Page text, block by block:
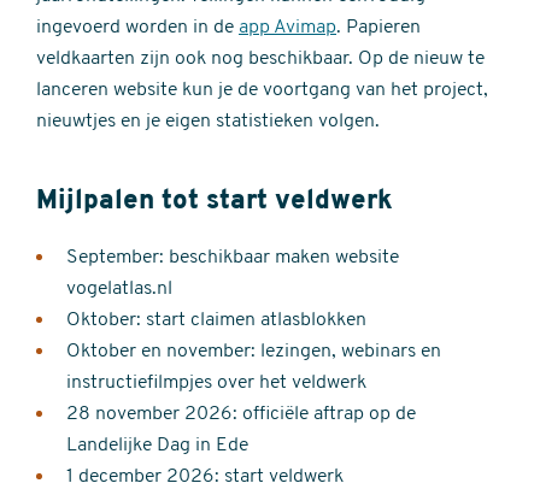
ingevoerd worden in de app Avimap. Papieren
veldkaarten zijn ook nog beschikbaar. Op de nieuw te
lanceren website kun je de voortgang van het project,
nieuwtjes en je eigen statistieken volgen.
Mijlpalen tot start veldwerk
September: beschikbaar maken website
vogelatlas.nl
Oktober: start claimen atlasblokken
Oktober en november: lezingen, webinars en
instructiefilmpjes over het veldwerk
28 november 2026: officiële aftrap op de
Landelijke Dag in Ede
1 december 2026: start veldwerk